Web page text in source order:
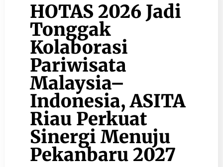
HOTAS 2026 Jadi
Tonggak
Kolaborasi
Pariwisata
Malaysia–
Indonesia, ASITA
Riau Perkuat
Sinergi Menuju
Pekanbaru 2027